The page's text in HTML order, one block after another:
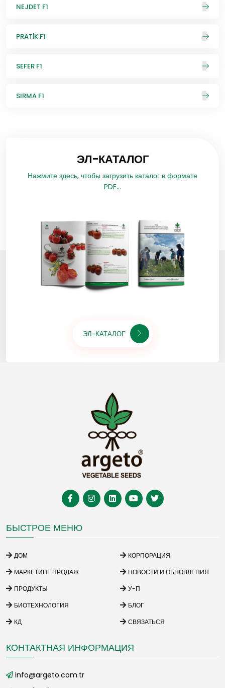
NEJDET F1
PRATİK F1
SEFER F1
SIRMA F1
ЭЛ-КАТАЛОГ
Нажмите здесь, чтобы загрузить каталог в формате
PDF...
ЭЛ-КАТАЛОГ
БЫСТРОЕ МЕНЮ
ДОМ
КОРПОРАЦИЯ
МАРКЕТИНГ ПРОДАЖ
НОВОСТИ И ОБНОВЛЕНИЯ
ПРОДУКТЫ
У-П
БИОТЕХНОЛОГИЯ
БЛОГ
КД
СВЯЗАТЬСЯ
КОНТАКТНАЯ ИНФОРМАЦИЯ
info@argeto.com.tr